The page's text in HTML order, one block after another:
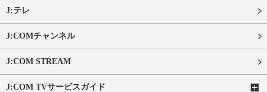
J:テレ
J:COMチャンネル
J:COM STREAM
J:COM TVサービスガイド